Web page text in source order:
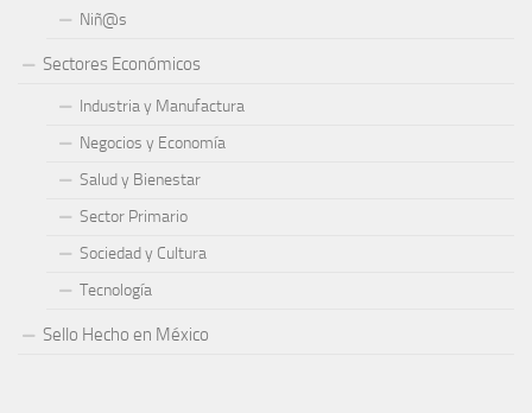
Niñ@s
Sectores Económicos
Industria y Manufactura
Negocios y Economía
Salud y Bienestar
Sector Primario
Sociedad y Cultura
Tecnología
Sello Hecho en México